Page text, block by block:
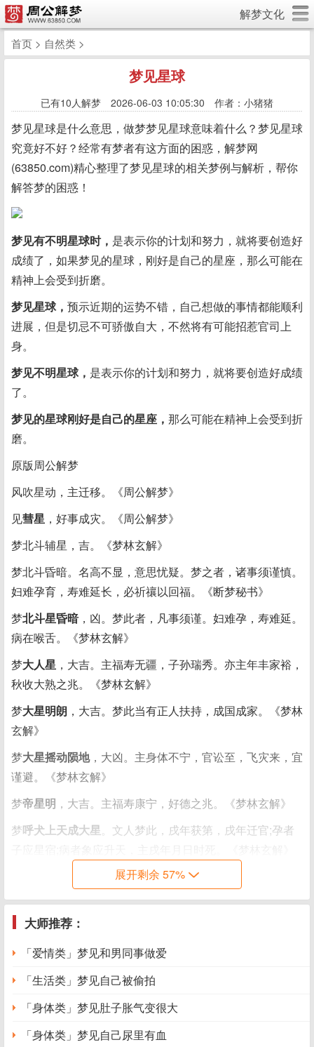
解梦文化
首页 > 自然类 >
梦见星球
已有10人解梦 2026-06-03 10:05:30 作者：小猪猪
梦见星球是什么意思，做梦梦见星球意味着什么？梦见星球
究竟好不好？经常有梦者有这方面的困惑，解梦网
(63850.com)精心整理了梦见星球的相关梦例与解析，帮你
解答梦的困惑！
梦见有不明星球时， 是表示你的计划和努力，就将要创造好
成绩了，如果梦见的星球，刚好是自己的星座，那么可能在
精神上会受到折磨。
梦见星球， 预示近期的运势不错，自己想做的事情都能顺利
进展，但是切忌不可骄傲自大，不然将有可能招惹官司上
身。
梦见不明星球， 是表示你的计划和努力，就将要创造好成绩
了。
梦见的星球刚好是自己的星座， 那么可能在精神上会受到折
磨。
原版周公解梦
风吹星动，主迁移。《周公解梦》
见彗星 ，好事成灾。《周公解梦》
梦北斗辅星，吉。《梦林玄解》
梦北斗昏暗。名高不显，意思忧疑。梦之者，诸事须谨慎。
妇难孕育，寿难延长，必祈禳以回福。《断梦秘书》
梦北斗星昏暗，凶。梦此者，凡事须谨。妇难孕，寿难延。
病在喉舌。《梦林玄解》
梦大人星 ，大吉。主福寿无疆，子孙瑞秀。亦主年丰家裕，
秋收大熟之兆。《梦林玄解》
梦大星明朗 ，大吉。梦此当有正人扶持，成国成家。《梦林
玄解》
梦大星摇动陨地，大凶。主身体不宁，官讼至，飞灾来，宜
谨避。《梦林玄解》
梦帝星明 ，大吉。主福寿康宁，好德之兆。《梦林玄解》
梦呼犬上天成大星 。文人梦此，戌年获第，戌年迁官;孕者
，吉。凡梦此，兆主天时有大风雨至。或有客至。
又主口舌。防小偷。《梦林玄解》
梦见北斗，有忧。《敦煌本梦书》
梦见金星，主有刀兵之兆。《断梦秘书》
梦见文昌星 ，兆主文明。女人梦此，夫荣子贵。大吉也。
展开剩余 57%
大师推荐：
「爱情类」梦见和男同事做爱
「生活类」梦见自己被偷拍
「身体类」梦见肚子胀气变很大
「身体类」梦见自己尿里有血